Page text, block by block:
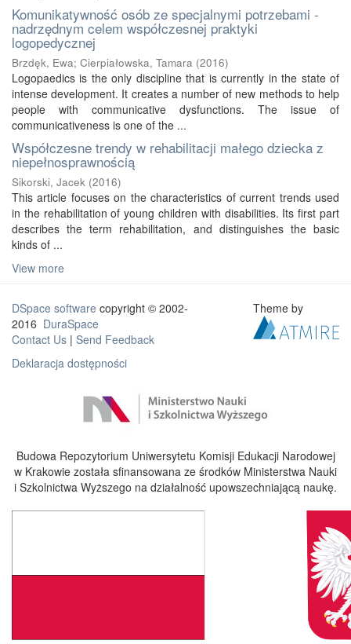
Komunikatywność osób ze specjalnymi potrzebami -
nadrzędnym celem współczesnej praktyki
logopedycznej
Brzdęk, Ewa; Cierpiałowska, Tamara (2016)
Logopaedics is the only discipline that is currently in the state of
intense development. It creates a number of new methods to help
people with communicative dysfunctions. The issue of
communicativeness is one of the ...
Współczesne trendy w rehabilitacji małego dziecka z
niepełnosprawnością
Sikorski, Jacek (2016)
This article focuses on the characteristics of current trends used
in the rehabilitation of young children with disabilities. Its first part
describes the term rehabilitation, and distinguishes the basic
kinds of ...
View more
DSpace software copyright © 2002-
2016 DuraSpace
Contact Us | Send Feedback
Deklaracja dostępności
Theme by
Budowa Repozytorium Uniwersytetu Komisji Edukacji Narodowej
w Krakowie została sfinansowana ze środków Ministerstwa Nauki
i Szkolnictwa Wyższego na działalność upowszechniającą naukę.